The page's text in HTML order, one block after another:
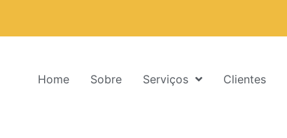
Home Sobre Serviços Clientes